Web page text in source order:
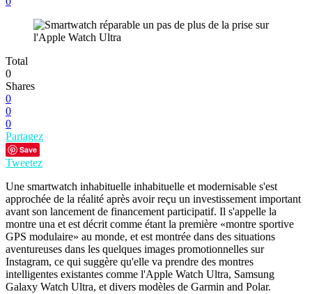
Total
0
Shares
0
0
0
Partagez
Save
Tweetez
Une smartwatch inhabituelle inhabituelle et modernisable s'est
approchée de la réalité après avoir reçu un investissement important
avant son lancement de financement participatif. Il s'appelle la
montre una et est décrit comme étant la première «montre sportive
GPS modulaire» au monde, et est montrée dans des situations
aventureuses dans les quelques images promotionnelles sur
Instagram, ce qui suggère qu'elle va prendre des montres
intelligentes existantes comme l'Apple Watch Ultra, Samsung
Galaxy Watch Ultra, et divers modèles de Garmin and Polar.